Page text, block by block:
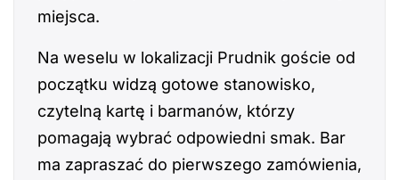
miejsca.
Na weselu w lokalizacji Prudnik goście od
początku widzą gotowe stanowisko,
czytelną kartę i barmanów, którzy
pomagają wybrać odpowiedni smak. Bar
ma zapraszać do pierwszego zamówienia,